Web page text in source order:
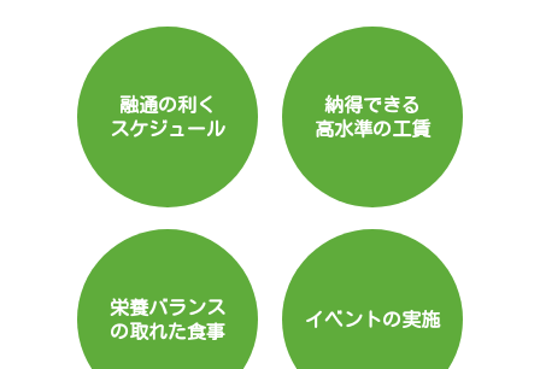
融通の利く
スケジュール
納得できる
高水準の工賃
栄養バランス
の取れた食事
イベントの実施